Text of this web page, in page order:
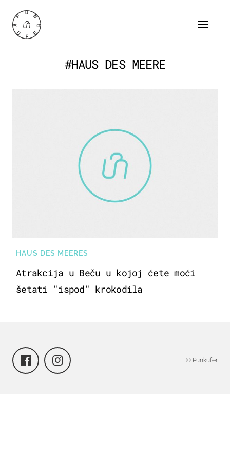
#HAUS DES MEERE
HAUS DES MEERES
Atrakcija u Beču u kojoj ćete moći
šetati "ispod" krokodila
© Punkufer